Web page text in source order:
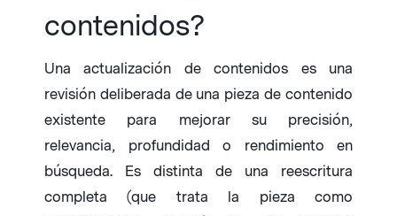
contenidos?
Una actualización de contenidos es una
revisión deliberada de una pieza de contenido
existente para mejorar su precisión,
relevancia, profundidad o rendimiento en
búsqueda. Es distinta de una reescritura
completa (que trata la pieza como